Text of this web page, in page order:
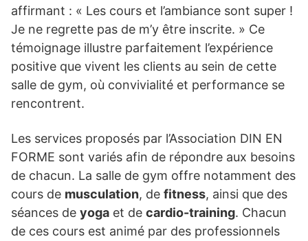
affirmant : « Les cours et l’ambiance sont super !
Je ne regrette pas de m’y être inscrite. » Ce
témoignage illustre parfaitement l’expérience
positive que vivent les clients au sein de cette
salle de gym, où convivialité et performance se
rencontrent.
Les services proposés par l’Association DIN EN
FORME sont variés afin de répondre aux besoins
de chacun. La salle de gym offre notamment des
cours de musculation, de fitness, ainsi que des
séances de yoga et de cardio-training. Chacun
de ces cours est animé par des professionnels